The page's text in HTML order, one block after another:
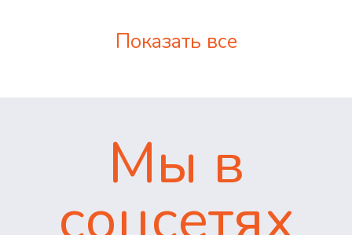
Показать все
Мы в